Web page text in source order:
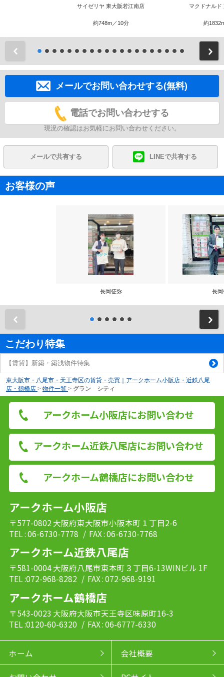
サイゼリヤ 東大阪若江南店
約748m／10分
マクドナルド
約
メールでお問い合わせする(無料)
電話でお問い合わせする
現況の確認はお気軽にお問い合わせください。
メールで共有する LINEで共有する
お客様の声
長岡征弥 長岡
こだわり特集
【賃貸】新築・築浅物件特集
東大阪市・八尾市・天王寺区の賃貸・売買｜アークホーム小阪店・近鉄八尾
店・鶴橋店 > 物件一覧 > グラン シティ
アークホーム小阪店にお問い合わせ
アークホーム近鉄八尾店にお問い合わせ
アークホーム鶴橋店にお問い合わせ
アークホーム小阪店
〒577-0802 大阪府東大阪市小阪本町１丁目2-6
TEL : 06-6730-7778 / FAX : 06-6730-7768
アークホーム近鉄八尾店
〒581-0004 大阪府八尾市東本町３丁目6-13WINビル 1F
TEL :072-968-8282 / FAX : 072-968-9191
アークホーム鶴橋店
〒543-0023 大阪府大阪市天王寺区味原町16-3
TEL :0120-60-6320 / FAX : 06-6777-6330
ホーム 会社概要